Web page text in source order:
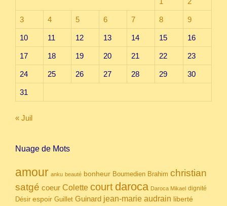
3 4 5 6 7 8 9
10 11 12 13 14 15 16
17 18 19 20 21 22 23
24 25 26 27 28 29 30
31
« Juil
Nuage de Mots
amour anku beauté bonheur Boumedien Brahim christian
satgé coeur Colette court daroca Daroca Mikael dignité
Désir espoir Guillet Guinard jean-marie audrain liberté